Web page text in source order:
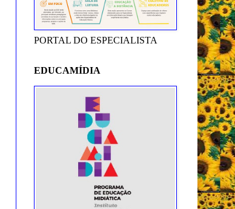
PORTAL DO ESPECIALISTA
EDUCAMÍDIA